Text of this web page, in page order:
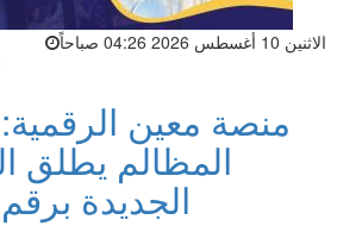
الاثنين 10 أغسطس 2026 04:26 صباحاً
منصة معين
المظالم يطلق
الجديدة